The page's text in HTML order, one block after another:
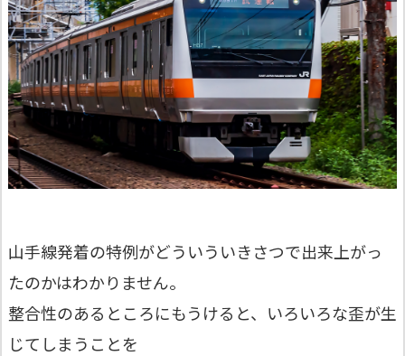
山手線発着の特例がどういういきさつで出来上がっ
たのかはわかりません。
整合性のあるところにもうけると、いろいろな歪が生
じてしまうことを